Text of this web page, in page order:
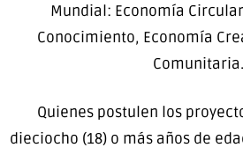
Mundial: Economía
Conocimiento, Economía
Comunitaria.
Quienes postulen los
dieciocho (18) o más años de